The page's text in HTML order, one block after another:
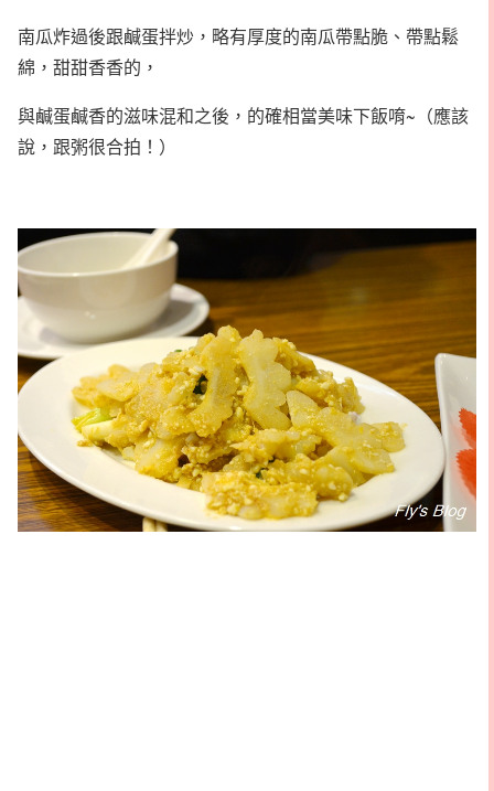
南瓜炸過後跟鹹蛋拌炒，略有厚度的南瓜帶點脆、帶點鬆
綿，甜甜香香的，
與鹹蛋鹹香的滋味混和之後，的確相當美味下飯唷~（應該
說，跟粥很合拍！）